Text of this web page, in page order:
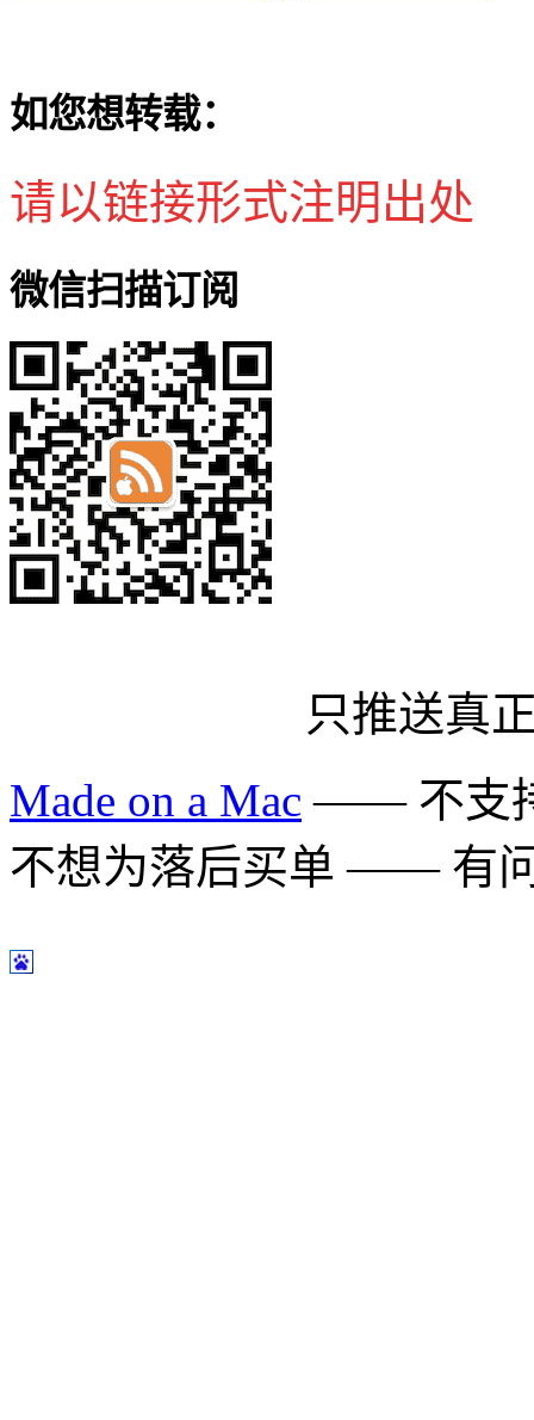
如您想转载：
请以链接形式注明出处
微信扫描订阅
只推送真
Made on a Mac —— 不支
不想为落后买单 —— 有